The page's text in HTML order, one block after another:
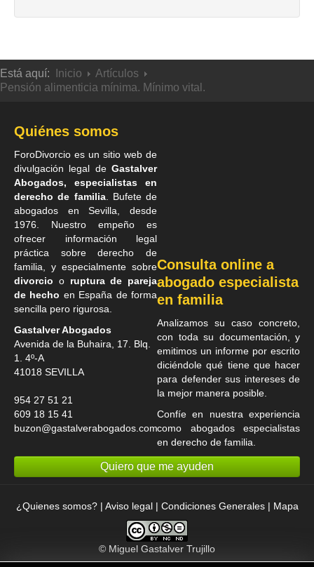
Está aquí: Inicio
Artículos
Pensión alimenticia mínima. Mínimo vital.
Quiénes somos
ForoDivorcio es un sitio web de
divulgación legal de Gastalver
Abogados, especialistas en
derecho de familia. Bufete de
abogados en Sevilla , desde
1976. Nuestro empeño es
ofrecer información legal
práctica sobre derecho de
familia, y especialmente sobre
divorcio o ruptura de pareja
de hecho en España de forma
sencilla pero rigurosa.
Gastalver Abogados
Avenida de la Buhaira, 17. Blq.
1. 4º-A
41018 SEVILLA
954 27 51 21
609 18 15 41
buzon@gastalverabogados.com
Consulta online a
abogado especialista
en familia
Analizamos su caso concreto,
con toda su documentación, y
emitimos un informe por escrito
diciéndole qué tiene que hacer
para defender sus intereses de
la mejor manera posible.
Confíe en nuestra experiencia
como abogados especialistas
en derecho de familia
Quiero que me ayuden
¿Quienes somos?| Aviso legal| Condiciones Generales| Mapa
© Miguel Gastalver Trujillo